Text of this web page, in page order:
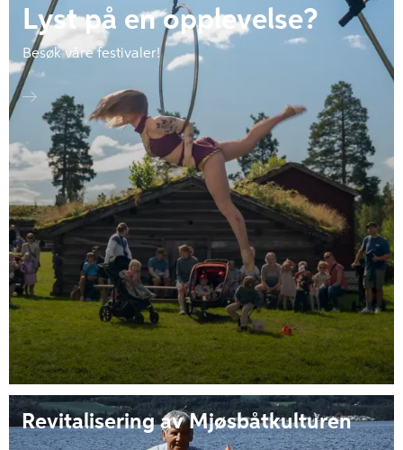
Lyst på en opplevelse?
Besøk våre festivaler!
Revitalisering av Mjøsbåtkulturen